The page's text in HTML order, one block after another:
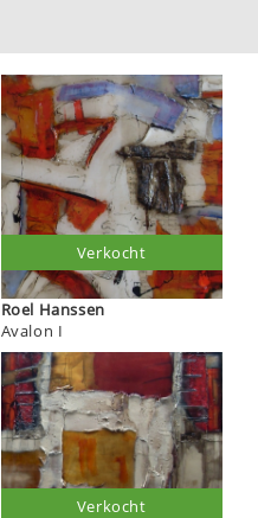
Roel Hanssen
Avalon I
Verkocht
Verkocht